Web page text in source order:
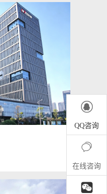

QQ咨询

在线咨询
